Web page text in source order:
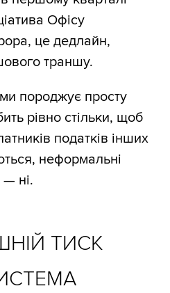
Офісу
це дедлайн,
траншу.
породжує просту
рівно стільки, щоб
податків інших
неформальні
ні.
ТИСК